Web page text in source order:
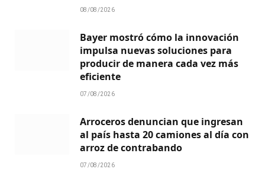
08/08/2026
Bayer mostró cómo la innovación
impulsa nuevas soluciones para
producir de manera cada vez más
eficiente
07/08/2026
Arroceros denuncian que ingresan
al país hasta 20 camiones al día con
arroz de contrabando
07/08/2026